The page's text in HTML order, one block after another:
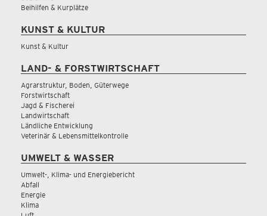
Beihilfen & Kurplätze
KUNST & KULTUR
Kunst & Kultur
LAND- & FORSTWIRTSCHAFT
Agrarstruktur, Boden, Güterwege
Forstwirtschaft
Jagd & Fischerei
Landwirtschaft
Ländliche Entwicklung
Veterinär & Lebensmittelkontrolle
UMWELT & WASSER
Umwelt-, Klima- und Energiebericht
Abfall
Energie
Klima